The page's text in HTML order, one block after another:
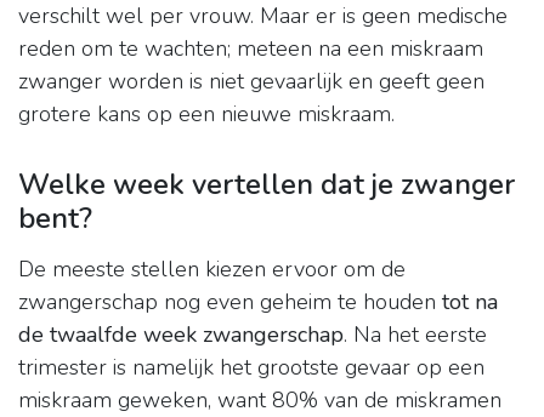
verschilt wel per vrouw. Maar er is geen medische
reden om te wachten; meteen na een miskraam
zwanger worden is niet gevaarlijk en geeft geen
grotere kans op een nieuwe miskraam.
Welke week vertellen dat je zwanger
bent?
De meeste stellen kiezen ervoor om de
zwangerschap nog even geheim te houden tot na
de twaalfde week zwangerschap. Na het eerste
trimester is namelijk het grootste gevaar op een
miskraam geweken, want 80% van de miskramen